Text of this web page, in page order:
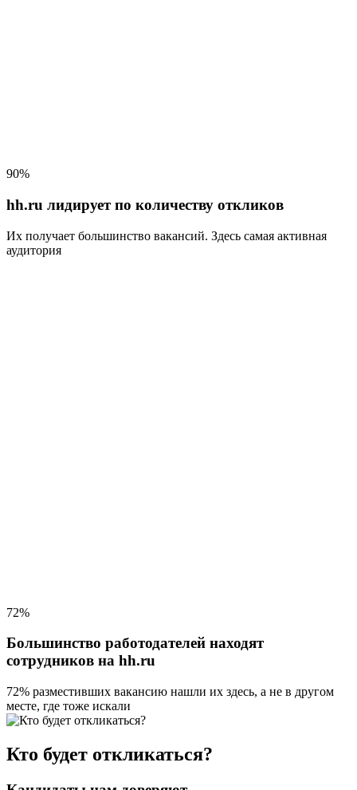
90%
hh.ru лидирует по количеству откликов
Их получает большинство вакансий. Здесь самая активная
аудитория
72%
Большинство работодателей находят
сотрудников на hh.ru
72% разместивших вакансию нашли их здесь, а не в другом
месте, где тоже искали
Кто будет откликаться?